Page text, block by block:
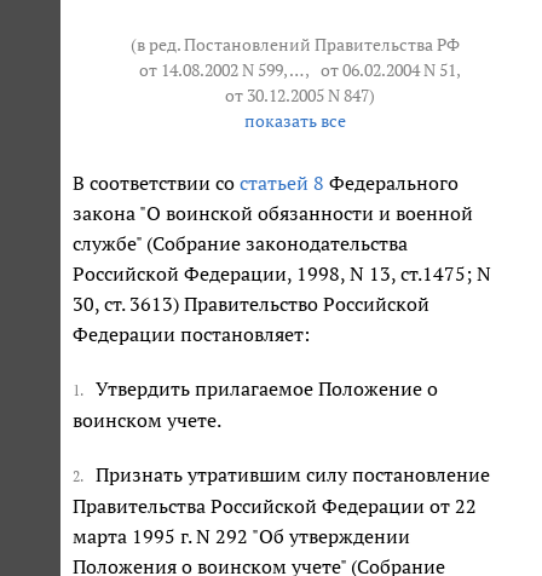
(в ред. Постановлений Правительства РФ
от 14.08.2002 N 599, … , от 06.02.2004 N 51,
от 30.12.2005 N 847)
показать все
В соответствии со статьей 8 Федерального
закона "О воинской обязанности и военной
службе" (Собрание законодательства
Российской Федерации, 1998, N 13, ст.1475; N
30, ст. 3613) Правительство Российской
Федерации постановляет:
1.
Утвердить прилагаемое Положение о
воинском учете.
2.
Признать утратившим силу постановление
Правительства Российской Федерации от 22
марта 1995 г. N 292 "Об утверждении
Положения о воинском учете" (Собрание